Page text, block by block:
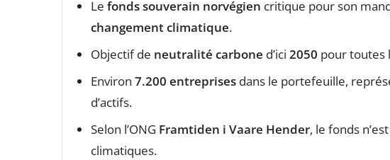
Le fonds souverain norvégien critique pour son
changement climatique.
Objectif de neutralité carbone d’ici 2050 pour toutes
Environ 7.200 entreprises dans le portefeuille,
d’actifs.
Selon l’ONG Framtiden i Vaare Hender, le fonds
climatiques.